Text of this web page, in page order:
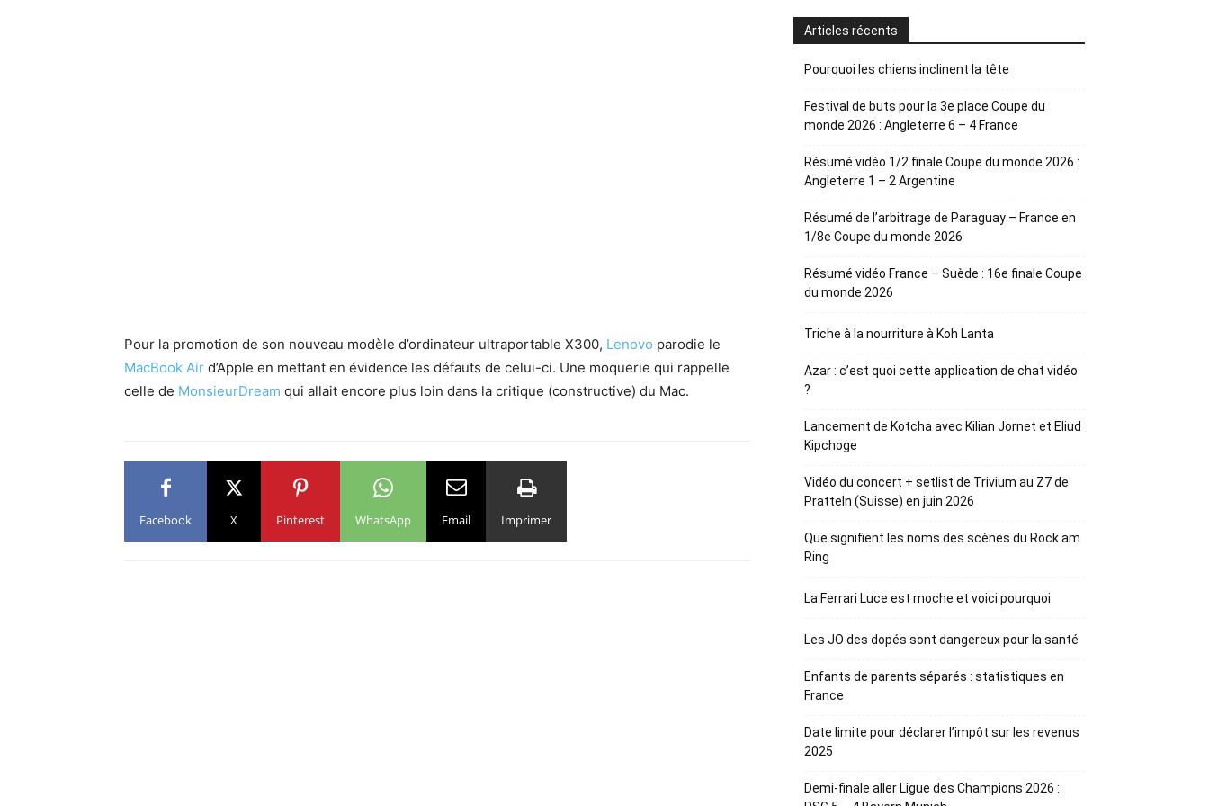
Pour la promotion de son nouveau modèle d’ordinateur ultraportable X300, Lenovo parodie le
MacBook Air d’Apple en mettant en évidence les défauts de celui-ci. Une moquerie qui rappelle
celle de MonsieurDream qui allait encore plus loin dans la critique (constructive) du Mac.
Facebook X Pinterest WhatsApp Email Imprimer
Articles récents
Pourquoi les chiens inclinent la tête
Festival de buts pour la 3e place Coupe du
monde 2026 : Angleterre 6 – 4 France
Résumé vidéo 1/2 finale Coupe du monde 2026 :
Angleterre 1 – 2 Argentine
Résumé de l’arbitrage de Paraguay – France en
1/8e Coupe du monde 2026
Résumé vidéo France – Suède : 16e finale Coupe
du monde 2026
Triche à la nourriture à Koh Lanta
Azar : c’est quoi cette application de chat vidéo
?
Lancement de Kotcha avec Kilian Jornet et Eliud
Kipchoge
Vidéo du concert + setlist de Trivium au Z7 de
Pratteln (Suisse) en juin 2026
Que signifient les noms des scènes du Rock am
Ring
La Ferrari Luce est moche et voici pourquoi
Les JO des dopés sont dangereux pour la santé
Enfants de parents séparés : statistiques en
France
Date limite pour déclarer l’impôt sur les revenus
2025
Demi-finale aller Ligue des Champions 2026 :